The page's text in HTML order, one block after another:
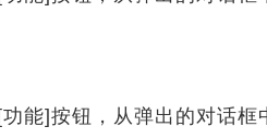
]按钮，从弹出的对话框